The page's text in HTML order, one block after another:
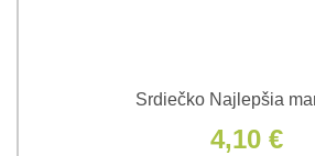
Srdiečko Najlepšia
4,10 €